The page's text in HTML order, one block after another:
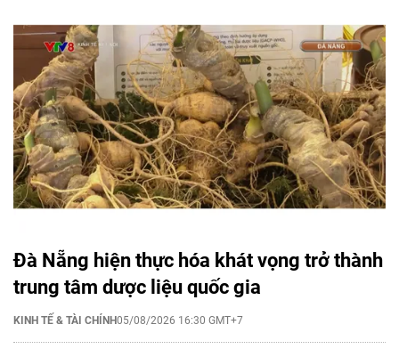
Đà Nẵng hiện thực hóa khát vọng trở thành
trung tâm dược liệu quốc gia
KINH TẾ & TÀI CHÍNH05/08/2026 16:30 GMT+7